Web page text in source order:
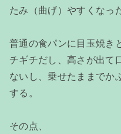
たみ（曲げ）やすくなっ
普通の食パンに目玉焼き
チギチだし、高さが出て
ないし、乗せたままでか
する。
その点、